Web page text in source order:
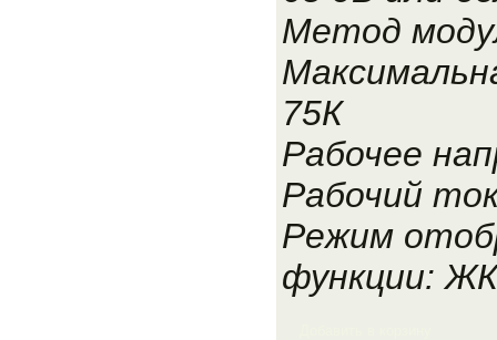
Метод
75К
Рабочее
Рабочий
Режим
функции: ЖК